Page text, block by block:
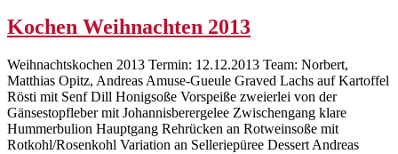
Kochen Weihnachten 2013
Weihnachtskochen 2013 Termin: 12.12.2013 Team: Norbert,
Matthias Opitz, Andreas Amuse-Gueule Graved Lachs auf Kartoffel
Rösti mit Senf Dill Honigsoße Vorspeiße zweierlei von der
Gänsestopfleber mit Johannisberergelee Zwischengang klare
Hummerbulion Hauptgang Rehrücken an Rotweinsoße mit
Rotkohl/Rosenkohl Variation an Selleriepüree Dessert Andreas